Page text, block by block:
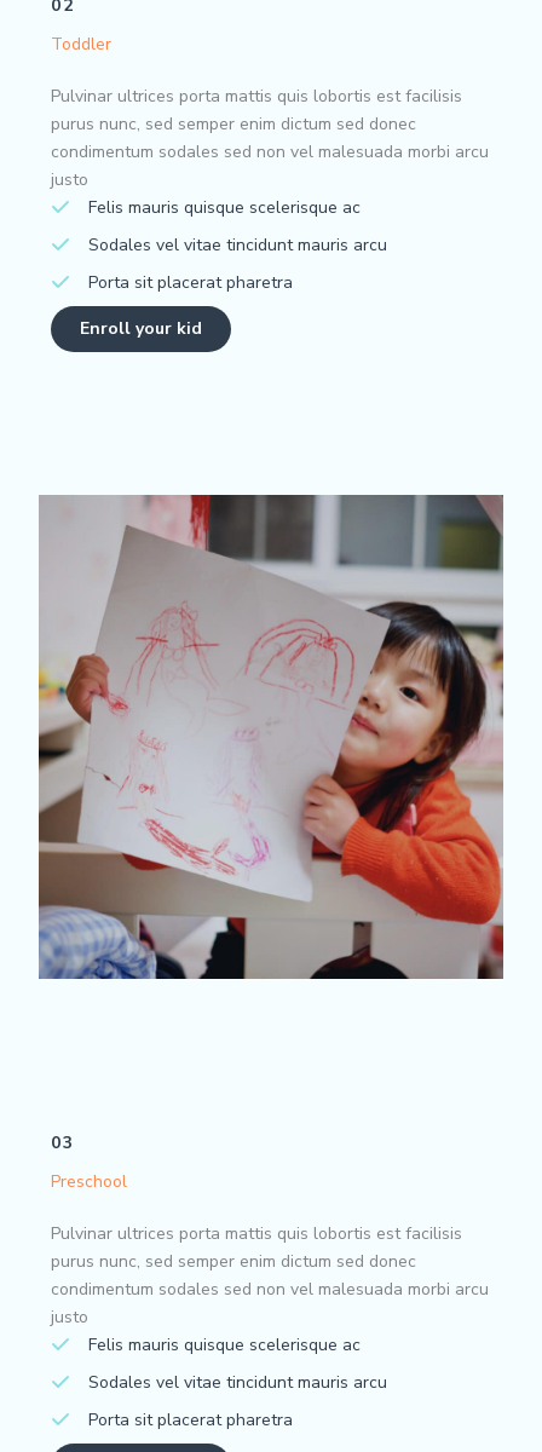
02
Toddler
Pulvinar ultrices porta mattis quis lobortis est facilisis
purus nunc, sed semper enim dictum sed donec
condimentum sodales sed non vel malesuada morbi arcu
justo
Felis mauris quisque scelerisque ac
Sodales vel vitae tincidunt mauris arcu
Porta sit placerat pharetra
Enroll your kid
03
Preschool
Pulvinar ultrices porta mattis quis lobortis est facilisis
purus nunc, sed semper enim dictum sed donec
condimentum sodales sed non vel malesuada morbi arcu
justo
Felis mauris quisque scelerisque ac
Sodales vel vitae tincidunt mauris arcu
Porta sit placerat pharetra